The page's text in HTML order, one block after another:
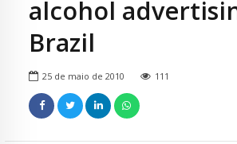
alcohol
Brazil
25 de maio de 2010 111